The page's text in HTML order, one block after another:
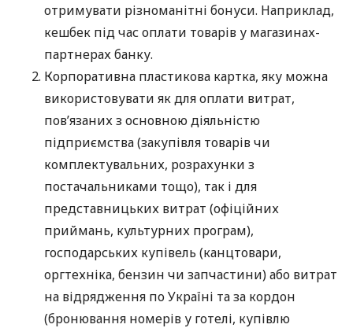
отримувати різноманітні бонуси. Наприклад,
кешбек під час оплати товарів у магазинах-
партнерах банку.
Корпоративна пластикова картка, яку можна
використовувати як для оплати витрат,
пов’язаних з основною діяльністю
підприємства (закупівля товарів чи
комплектувальних, розрахунки з
постачальниками тощо), так і для
представницьких витрат (офіційних
приймань, культурних програм),
господарських купівель (канцтовари,
оргтехніка, бензин чи запчастини) або витрат
на відрядження по Україні та за кордон
(бронювання номерів у готелі, купівлю